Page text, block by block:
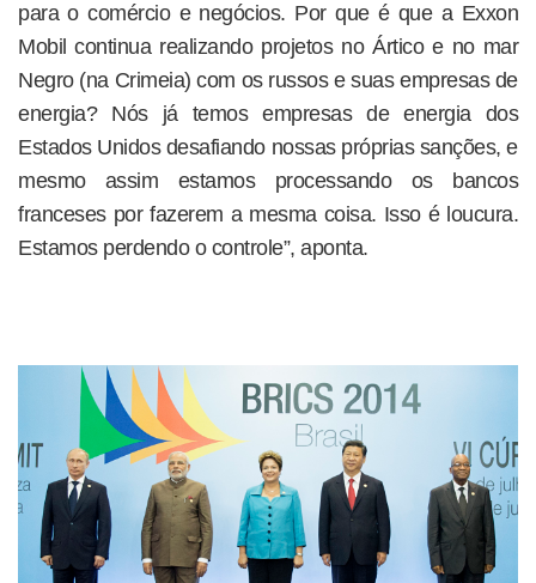
para o comércio e negócios. Por que é que a Exxon
Mobil continua realizando projetos no Ártico e no mar
Negro (na Crimeia) com os russos e suas empresas de
energia? Nós já temos empresas de energia dos
Estados Unidos desafiando nossas próprias sanções, e
mesmo assim estamos processando os bancos
franceses por fazerem a mesma coisa. Isso é loucura.
Estamos perdendo o controle”, aponta.